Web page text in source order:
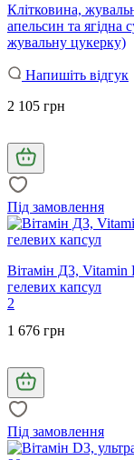
Клітковина,
апельсин та ягідна
жувальну цукерку)
Напишіть відгук
2 105 грн
Під замовлення
Вітамін Д3,
гелевих капсул
2
1 676 грн
Під замовлення